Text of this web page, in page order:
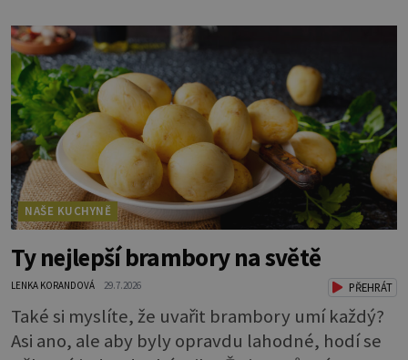
NAŠE KUCHYNĚ
Ty nejlepší brambory na světě
LENKA KORANDOVÁ 29.7.2026 PŘEHRÁT
Také si myslíte, že uvařit brambory umí každý?
Asi ano, ale aby byly opravdu lahodné, hodí se